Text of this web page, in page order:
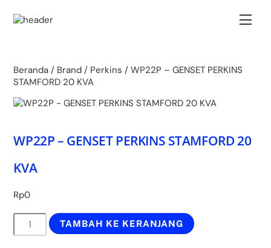
Beranda / Brand / Perkins / WP22P – GENSET PERKINS
STAMFORD 20 KVA
WP22P – GENSET PERKINS STAMFORD 20
KVA
Rp0
Kuantitas
WP22P
TAMBAH KE KERANJANG